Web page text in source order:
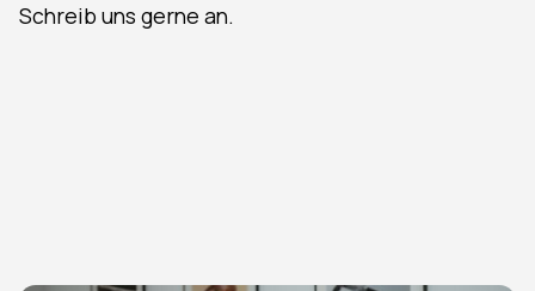
Schreib uns gerne an.